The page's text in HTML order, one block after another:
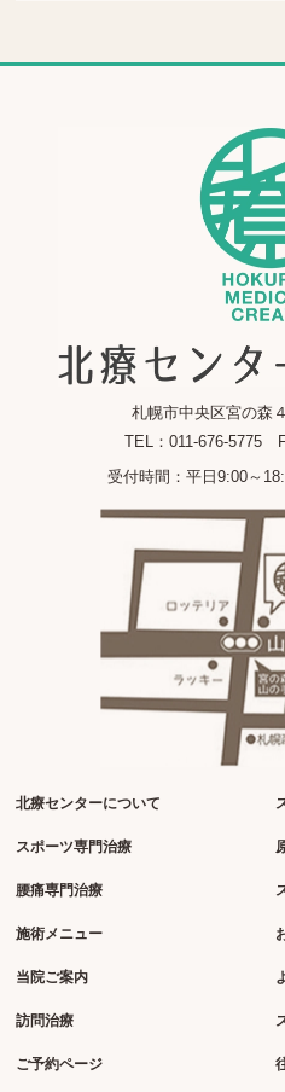
札幌市中央区宮の森
TEL：011-676-5775
受付時間：平日9:00～
北療センターについて
スポーツ専門治療
腰痛専門治療
施術メニュー
当院ご案内
訪問治療
ご予約ページ